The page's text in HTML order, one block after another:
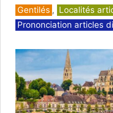
Catégories
Gentilés , Localités
Prononciation articles